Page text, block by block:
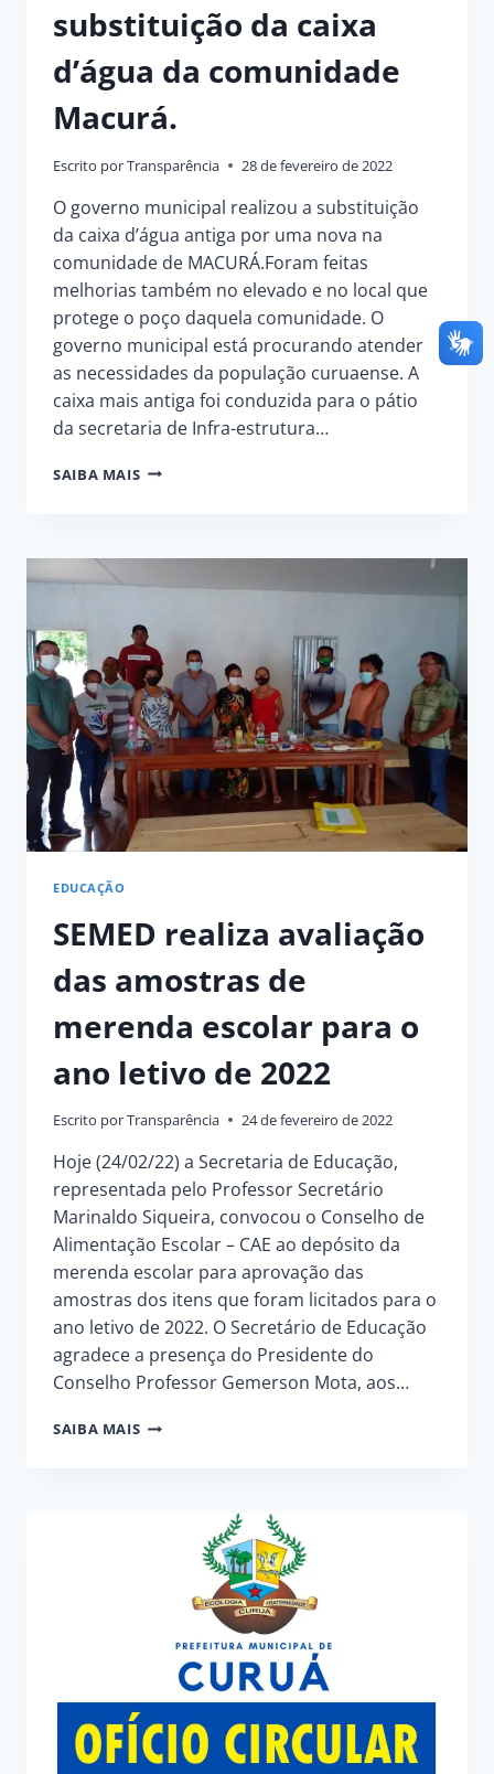
substituição da caixa
d’água da comunidade
Macurá.
Escrito porTransparência 28 de fevereiro de 2022
O governo municipal realizou a substituição
da caixa d’água antiga por uma nova na
comunidade de MACURÁ.Foram feitas
melhorias também no elevado e no local que
protege o poço daquela comunidade. O
governo municipal está procurando atender
as necessidades da população curuaense. A
caixa mais antiga foi conduzida para o pátio
da secretaria de Infra-estrutura…
SAIBA MAISPMC
DA
DA
COMUNIDADE
MACURÁ.
EDUCAÇÃO
SEMED realiza avaliação
das amostras de
merenda escolar para o
ano letivo de 2022
Escrito porTransparência 24 de fevereiro de 2022
Hoje (24/02/22) a Secretaria de Educação,
representada pelo Professor Secretário
Marinaldo Siqueira, convocou o Conselho de
Alimentação Escolar – CAE ao depósito da
merenda escolar para aprovação das
amostras dos itens que foram licitados para o
ano letivo de 2022. O Secretário de Educação
agradece a presença do Presidente do
Conselho Professor Gemerson Mota, aos…
SAIBA MAISSEMED
MERENDA
LETIVO
2022